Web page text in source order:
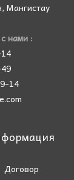
Мангистау
нами :
14
Договор